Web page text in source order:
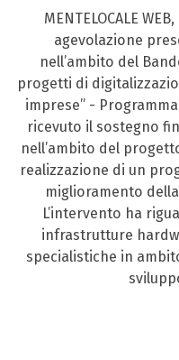
MENTELOCALE
agevolazione
nell’ambito del
progetti di
imprese” - Programma
ricevuto il sostegno
nell’ambito del progetto
realizzazione di un
miglioramento
L’intervento ha
infrastrutture
specialistiche in